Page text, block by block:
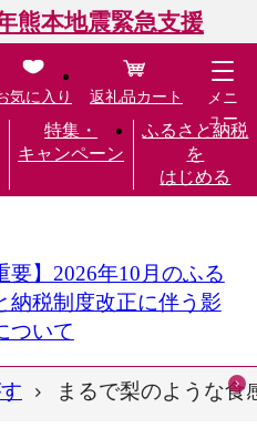
熊本地震緊急支援
特集・
キャンペーン
ふるさと納税
を
はじめる
気に入り 返礼品カート
メニ
ュー
要】2026年10月のふる
納税制度改正に伴う影
ついて
まるで梨のような